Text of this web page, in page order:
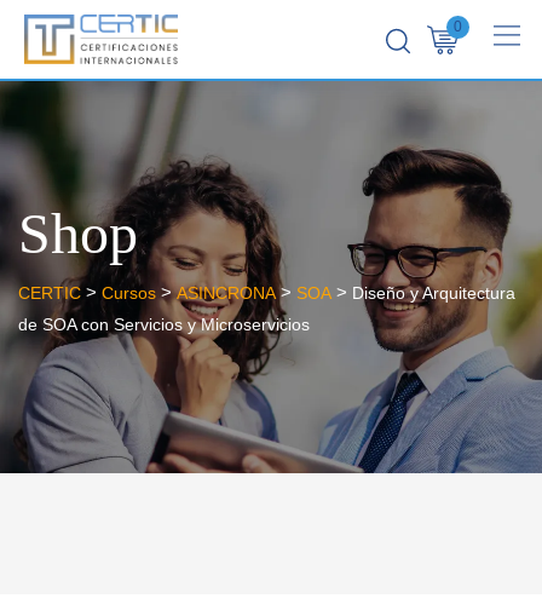
0
Shop
CERTIC > Cursos >ASINCRONA> SOA > Diseño y Arquitectura
de SOA con Servicios y Microservicios